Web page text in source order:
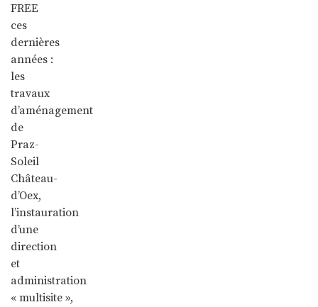
FREE
ces
dernières
années :
les
travaux
d’aménagement
de
Praz-
Soleil
Château-
d’Oex,
l’instauration
d’une
direction
et
administration
« multisite »,